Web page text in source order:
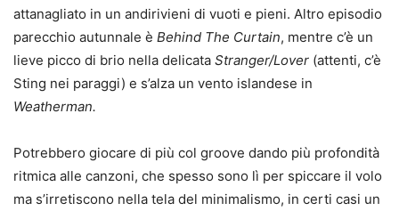
attanagliato in un andirivieni di vuoti e pieni. Altro episodio
parecchio autunnale è Behind The Curtain, mentre c’è un
lieve picco di brio nella delicata Stranger/Lover (attenti, c’è
Sting nei paraggi) e s’alza un vento islandese in
Weatherman.
Potrebbero giocare di più col groove dando più profondità
ritmica alle canzoni, che spesso sono lì per spiccare il volo
ma s’irretiscono nella tela del minimalismo, in certi casi un